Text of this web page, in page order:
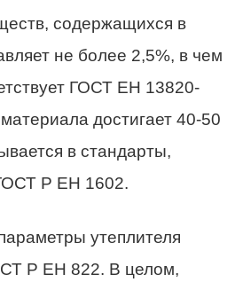
содержащихся в
не более 2,5%, в чем
ГОСТ ЕН 13820-
достигает 40-50
в стандарты,
Р ЕН 1602.
утеплителя
Р ЕН 822. В целом,